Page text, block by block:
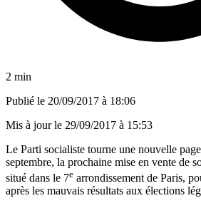
2 min
Publié le 20/09/2017 à 18:06
Mis à jour le 29/09/2017 à 15:53
Le Parti socialiste tourne une nouvelle
septembre, la prochaine mise en vente de
situé dans le 7e arrondissement de Paris,
après les mauvais résultats aux élections